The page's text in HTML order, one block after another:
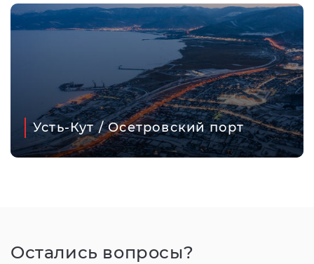
Усть-Кут / Осетровский порт
Остались вопросы?